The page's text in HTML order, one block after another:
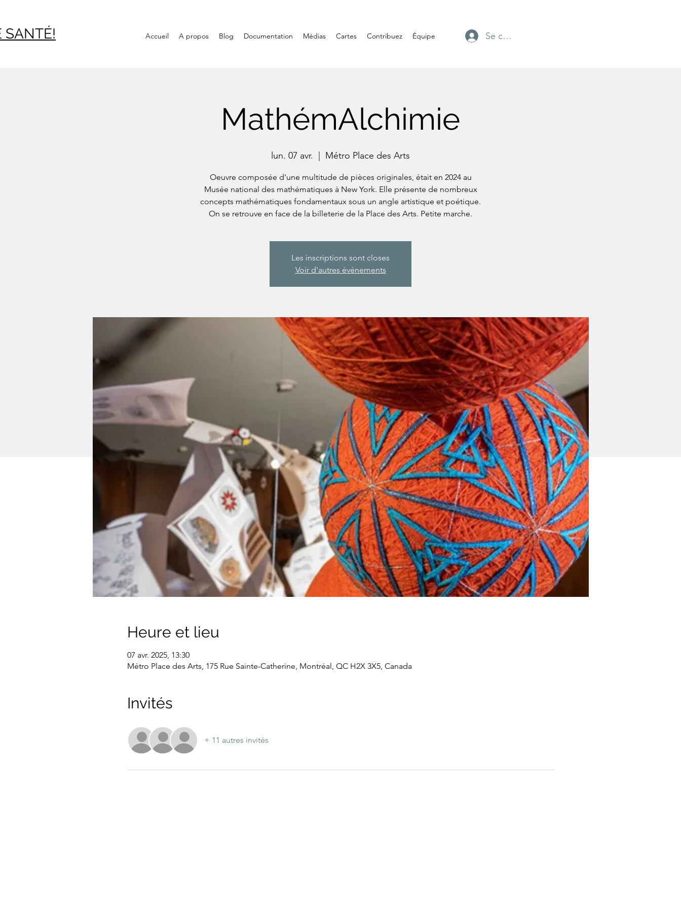
SANTÉ! Accueil A propos Blog Documentation Médias Cartes Contribuez Équipe Se connecter
MathémAlchimie
lun. 07 avr. Métro Place des Arts
Oeuvre composée d'une multitude de pièces originales, était en 2024 au
Musée national des mathématiques à New York. Elle présente de nombreux
concepts mathématiques fondamentaux sous un angle artistique et poétique.
On se retrouve en face de la billeterie de la Place des Arts. Petite marche.
Les inscriptions sont closes
Voir d'autres événements
Heure et lieu
07 avr. 2025, 13:30
Métro Place des Arts, 175 Rue Sainte-Catherine, Montréal, QC H2X 3X5, Canada
Invités
+ 11 autres invités